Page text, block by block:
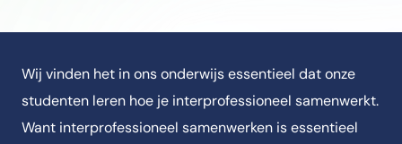
Wij vinden het in ons onderwijs essentieel dat onze
studenten leren hoe je interprofessioneel samenwerkt.
Want interprofessioneel samenwerken is essentieel